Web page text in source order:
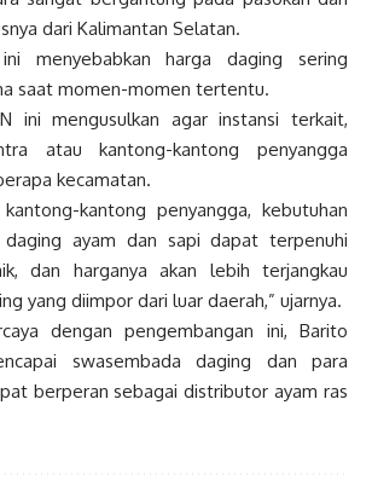
dari Kalimantan Selatan.
menyebabkan harga daging sering
saat momen-momen tertentu.
ini mengusulkan agar instansi terkait,
atau kantong-kantong penyangga
kecamatan.
kantong penyangga, kebutuhan
daging ayam dan sapi dapat terpenuhi
dan harganya akan lebih terjangkau
yang diimpor dari luar daerah,” ujarnya.
dengan pengembangan ini, Barito
swasembada daging dan para
berperan sebagai distributor ayam ras